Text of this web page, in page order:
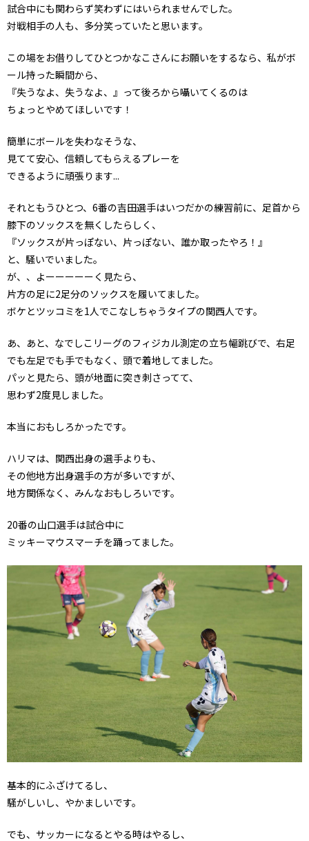
試合中にも関わらず笑わずにはいられませんでした。
対戦相手の人も、多分笑っていたと思います。
この場をお借りしてひとつかなこさんにお願いをするなら、私がボ
ール持った瞬間から、
『失うなよ、失うなよ、』って後ろから囁いてくるのは
ちょっとやめてほしいです！
簡単にボールを失わなそうな、
見てて安心、信頼してもらえるプレーを
できるように頑張ります...
それともうひとつ、6番の吉田選手はいつだかの練習前に、足首から
膝下のソックスを無くしたらしく、
『ソックスが片っぽない、片っぽない、誰か取ったやろ！』
と、騒いでいました。
が、、よーーーーーく見たら、
片方の足に2足分のソックスを履いてました。
ボケとツッコミを1人でこなしちゃうタイプの関西人です。
あ、あと、なでしこリーグのフィジカル測定の立ち幅跳びで、右足
でも左足でも手でもなく、頭で着地してました。
パッと見たら、頭が地面に突き刺さってて、
思わず2度見しました。
本当におもしろかったです。
ハリマは、関西出身の選手よりも、
その他地方出身選手の方が多いですが、
地方関係なく、みんなおもしろいです。
20番の山口選手は試合中に
ミッキーマウスマーチを踊ってました。
基本的にふざけてるし、
騒がしいし、やかましいです。
でも、サッカーになるとやる時はやるし、